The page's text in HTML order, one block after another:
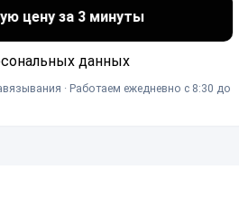
цену за 3 минуты
данных
· Работаем ежедневно с 8:30 до